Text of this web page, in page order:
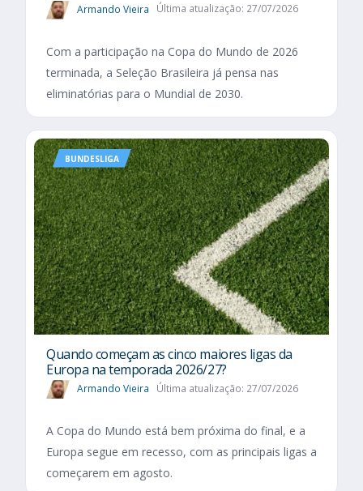
Armando Vieira Última atualização: 27/07/2026
Com a participação na Copa do Mundo de 2026
terminada, a Seleção Brasileira já pensa nas
eliminatórias para o Mundial de 2030.
BUNDESLIGA
Quando começam as cinco maiores ligas da
Europa na temporada 2026/27?
Armando Vieira Última atualização: 27/07/2026
A Copa do Mundo está bem próxima do final, e a
Europa segue em recesso, com as principais ligas a
começarem em agosto.